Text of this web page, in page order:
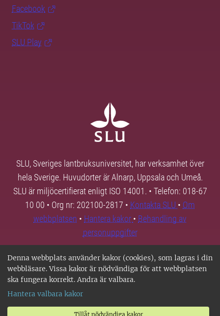
Denna webbplats använder kakor (cookies), som lagras i din
webbläsare. Vissa kakor är nödvändiga för att webbplatsen
ska fungera korrekt. Andra är valbara.
Hantera valbara kakor
Tillåt nödvändiga kakor
Facebook
TikTok
SLU Play
SLU, Sveriges lantbruksuniversitet, har verksamhet över
hela Sverige. Huvudorter är Alnarp, Uppsala och Umeå.
SLU är miljöcertifierat enligt ISO 14001. • Telefon: 018-67
10 00 • Org nr: 202100-2817 • Kontakta SLU • Om
webbplatsen • Hantera kakor • Behandling av
personuppgifter